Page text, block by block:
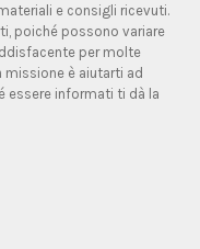
e consigli ricevuti.
poiché possono variare
per molte
missione è aiutarti ad
essere informati ti dà la